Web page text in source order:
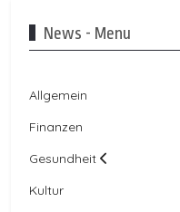
News - Menu
Allgemein
Finanzen
Gesundheit
Kultur